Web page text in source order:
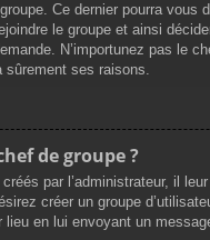
Ce dernier pourra vous
le groupe et ainsi décider
N’importunez pas le
sûrement ses raisons.
de groupe ?
créés par l’administrateur, il
créer un groupe
lieu en lui envoyant un